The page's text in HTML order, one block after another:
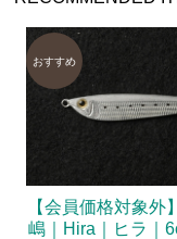
【会員価格対象外
嶋｜Hira｜ヒラ｜